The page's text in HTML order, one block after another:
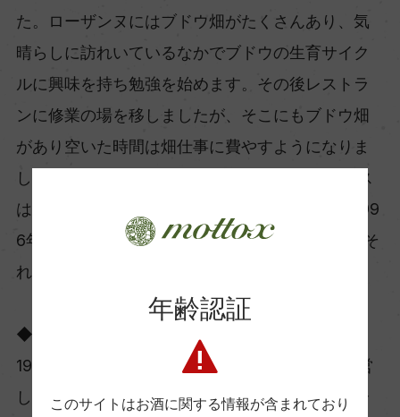
た。ローザンヌにはブドウ畑がたくさんあり、気
晴らしに訪れいているなかでブドウの生育サイク
ルに興味を持ち勉強を始めます。その後レストラ
ンに修業の場を移しましたが、そこにもブドウ畑
があり空いた時間は畑仕事に費やすようになりま
した。1992年に兄が実家に戻るとホテルビジネス
は兄が継承し。本格的なワインの修業を始め、199
6年にシュロス・ゴベルスブルクを引き継ぐまでそ
れは続きました。
◆ベルンハルト・バウマン司祭との出会い
1995年、自分のビジネスとしてワイナリーを経営
しようと考えていたモースブルッカー氏は知り合
年齢認証
このサイトはお酒に関する情報が含まれており